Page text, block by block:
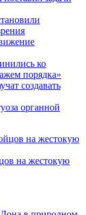
ко
порядка»
создавать
органной
на жестокую